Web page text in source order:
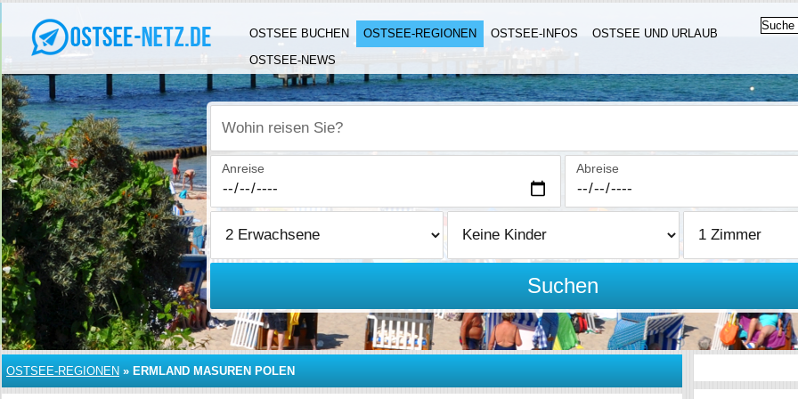
OSTSEE BUCHEN OSTSEE-REGIONEN OSTSEE-INFOS
OSTSEE UND URLAUB
OSTSEE-NEWS
Wohin reisen Sie?
Anreise Abreise
Suchen
OSTSEE-REGIONEN » ERMLAND MASUREN POLEN